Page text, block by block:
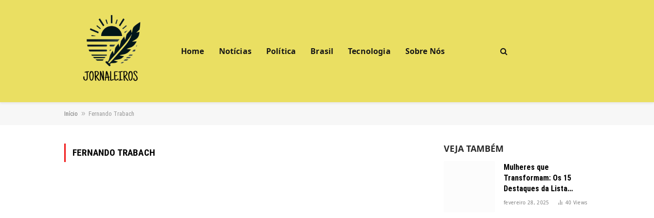
Home Notícias Política Brasil Tecnologia Sobre Nós
Início » Fernando Trabach
FERNANDO TRABACH VEJA TAMBÉM
Mulheres que
Transformam: Os 15
Destaques da Lista
Forbes 2025 no Brasil
fevereiro 28, 2025 40 Views